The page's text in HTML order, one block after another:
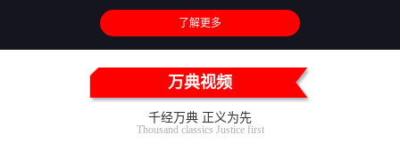
了解更多
万典视频
千经万典 正义为先
Thousand classics Justice first